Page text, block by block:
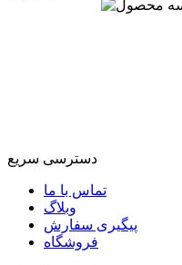
دسترسی سریع
تماس با ما
وبلاگ
پیگیری سفارش
فروشگاه